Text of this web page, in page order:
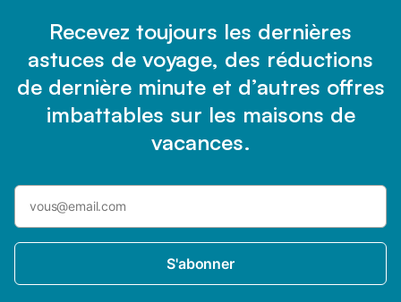
Recevez toujours les dernières
astuces de voyage, des réductions
de dernière minute et d’autres offres
imbattables sur les maisons de
vacances.
S'abonner